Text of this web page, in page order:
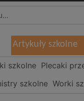
Artykuły szkolne
szkolne Plecaki
szkolne Worki